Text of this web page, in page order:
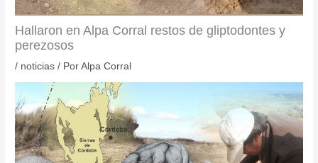
Hallaron en Alpa Corral restos de gliptodontes y
perezosos
/ noticias / PorAlpa Corral